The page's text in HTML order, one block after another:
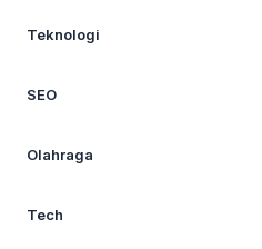
Teknologi
SEO
Olahraga
Tech